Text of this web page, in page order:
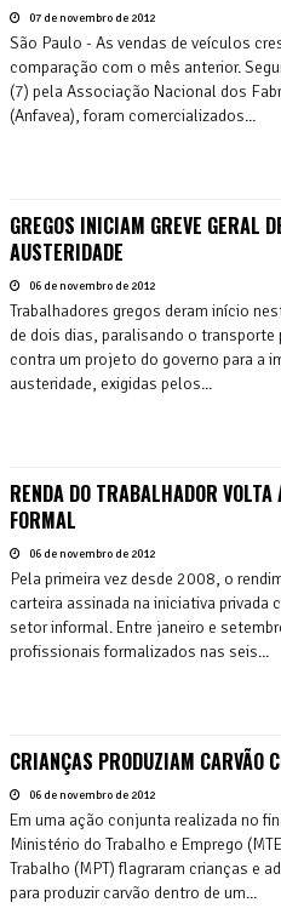
07 de novembro de 2012
São Paulo - As vendas de veículos
comparação com o mês anterior.
(7) pela Associação Nacional dos
(Anfavea), foram comercializados...
GREGOS INICIAM GREVE GERAL
AUSTERIDADE
06 de novembro de 2012
Trabalhadores gregos deram início
de dois dias, paralisando o
contra um projeto do governo para a
austeridade, exigidas pelos...
RENDA DO TRABALHADOR
FORMAL
06 de novembro de 2012
Pela primeira vez desde 2008, o
carteira assinada na iniciativa privada
setor informal. Entre janeiro e
profissionais formalizados nas seis...
CRIANÇAS PRODUZIAM CARVÃO
06 de novembro de 2012
Em uma ação conjunta realizada no
Ministério do Trabalho e Emprego
Trabalho (MPT) flagraram crianças e
para produzir carvão dentro de um...